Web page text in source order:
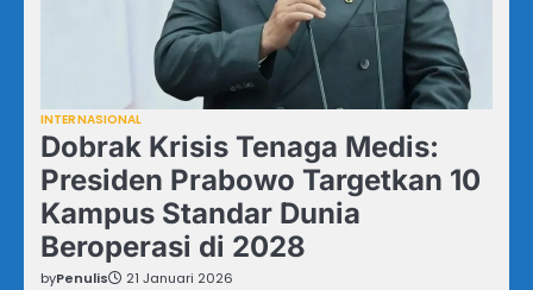
INTERNASIONAL
Dobrak Krisis Tenaga Medis:
Presiden Prabowo Targetkan 10
Kampus Standar Dunia
Beroperasi di 2028
byPenulis 21 Januari 2026